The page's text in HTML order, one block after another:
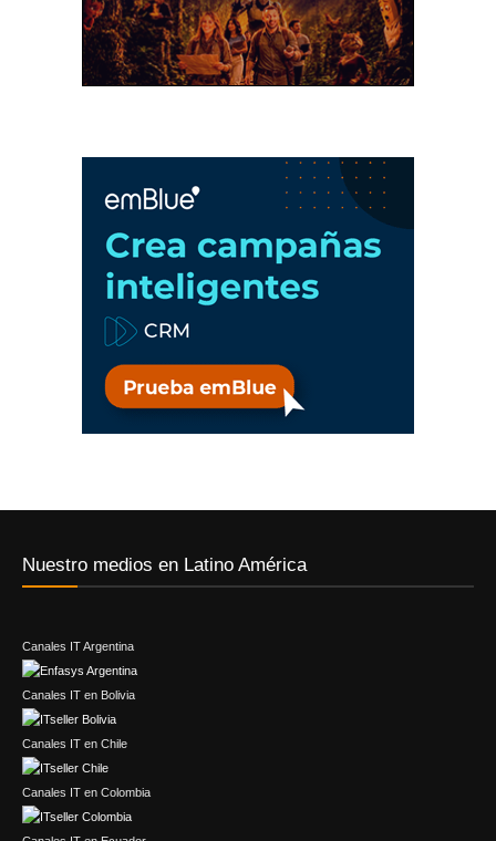
Nuestro medios en Latino América
Canales IT Argentina
Canales IT en Bolivia
Canales IT en Chile
Canales IT en Colombia